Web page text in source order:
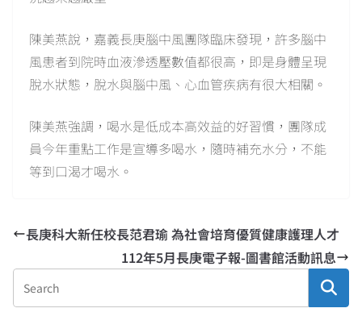
陳美燕說，嘉義長庚腦中風團隊臨床發現，許多腦中
風患者到院時血液滲透壓數值都很高，即是身體呈現
脫水狀態，脫水與腦中風、心血管疾病有很大相關。
陳美燕強調，喝水是低成本高效益的好習慣，團隊成
員今年重點工作是宣導多喝水，隨時補充水分，不能
等到口渴才喝水。
長庚科大新任校長范君瑜 為社會培育優質健康護理人才
112年5月長庚電子報-圖書館活動訊息